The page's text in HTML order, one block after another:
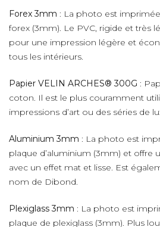
Forex 3mm : La photo est
forex (3mm). Le PVC, rigide et très
pour une impression légère et
tous les intérieurs.
Papier VELIN ARCHES® 300G :
coton. Il est le plus couramment
impressions d’art ou des séries de
Aluminium 3mm : La photo est
plaque d’aluminium (3mm) et offre
avec un effet mat et lisse. Est
nom de Dibond.
Plexiglass 3mm : La photo est
plaque de plexiglass (3mm). Plus